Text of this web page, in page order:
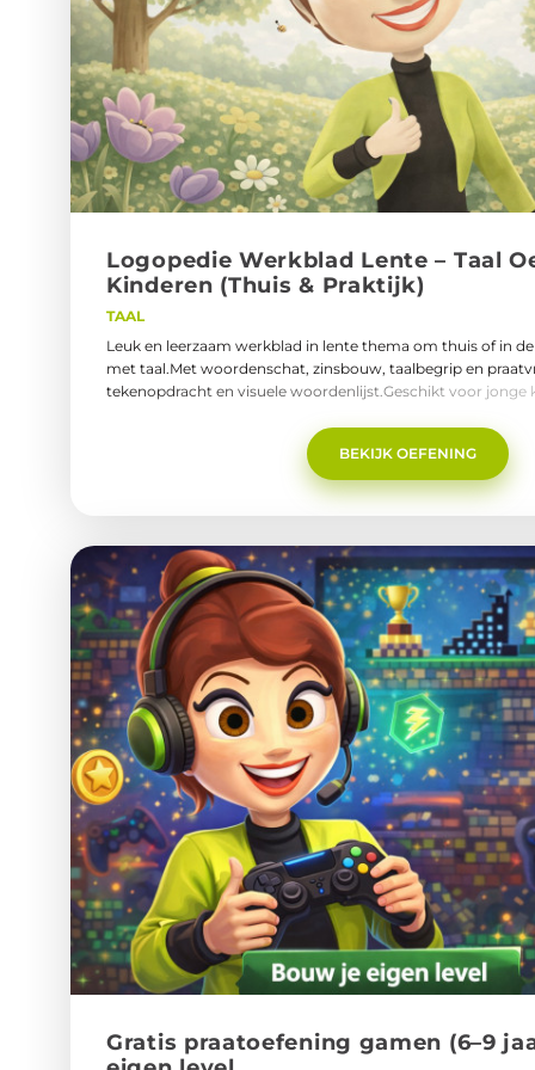
Lo­go­pe­die Werk­blad Lente – Taal
Kin­de­ren (Thuis & Prak­tijk)
TAAL
Leuk en leerzaam werkblad in lente thema om thuis of in
met taal.Met woordenschat, zinsbouw, taalbegrip en
tekenopdracht en visuele woordenlijst.Geschikt voor jonge
BEKIJK OEFENING
Gra­tis praatoe­fe­ning gamen (6–9